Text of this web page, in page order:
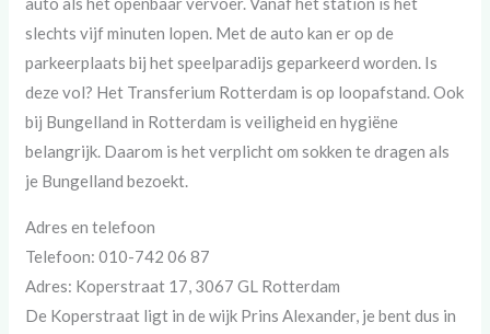
slechts vijf minuten lopen. Met de auto kan er op de
parkeerplaats bij het speelparadijs geparkeerd worden. Is
deze vol? Het Transferium Rotterdam is op loopafstand. Ook
bij Bungelland in Rotterdam is veiligheid en hygiëne
belangrijk. Daarom is het verplicht om sokken te dragen als
je Bungelland bezoekt.
Adres en telefoon
Telefoon: 010-742 06 87
Adres: Koperstraat 17, 3067 GL Rotterdam
De Koperstraat ligt in de wijk Prins Alexander, je bent dus in